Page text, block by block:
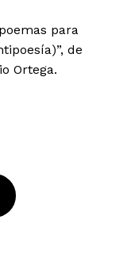
para
de
Ortega.